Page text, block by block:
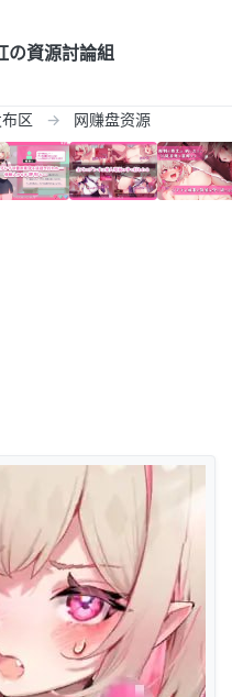
の資源討論組
区 网赚盘资源